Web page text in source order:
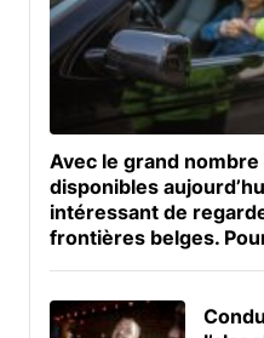
Avec le grand nombre
disponibles
intéressant de
frontières belges.